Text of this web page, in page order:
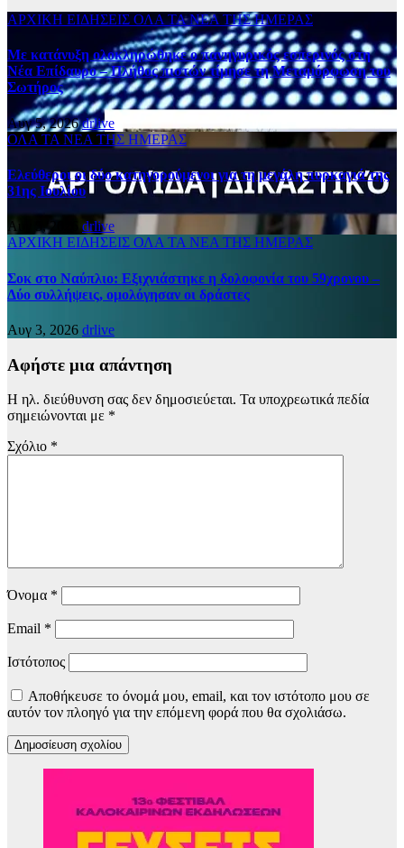
ΑΡΧΙΚΗ ΕΙΔΗΣΕΙΣ ΟΛΑ ΤΑ ΝΕΑ ΤΗΣ ΗΜΕΡΑΣ
Με κατάνυξη ολοκληρώθηκε ο πανηγυρικός εσπερινός στη
Νέα Επίδαυρο – Πλήθος πιστών τίμησε τη Μεταμόρφωση του
Σωτήρος
Αυγ 5, 2026drlive
ΟΛΑ ΤΑ ΝΕΑ ΤΗΣ ΗΜΕΡΑΣ
Ελεύθεροι οι δύο κατηγορούμενοι για τη μεγάλη πυρκαγιά της
31ης Ιουλίου
Αυγ 5, 2026 drlive
ΑΡΧΙΚΗ ΕΙΔΗΣΕΙΣ ΟΛΑ ΤΑ ΝΕΑ ΤΗΣ ΗΜΕΡΑΣ
Σοκ στο Ναύπλιο: Εξιχνιάστηκε η δολοφονία του 59χρονου –
Δύο συλλήψεις, ομολόγησαν οι δράστες
Αυγ 3, 2026 drlive
Αφήστε μια απάντηση
Η ηλ. διεύθυνση σας δεν δημοσιεύεται. Τα υποχρεωτικά πεδία
σημειώνονται με *
Σχόλιο *
Όνομα *
Email *
Ιστότοπος
Αποθήκευσε το όνομά μου, email, και τον ιστότοπο μου σε
αυτόν τον πλοηγό για την επόμενη φορά που θα σχολιάσω.